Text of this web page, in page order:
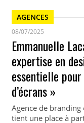
AGENCES
08/07/2025
Emmanuelle
expertise en
essentielle
d’écrans »
Agence de
tient une place à